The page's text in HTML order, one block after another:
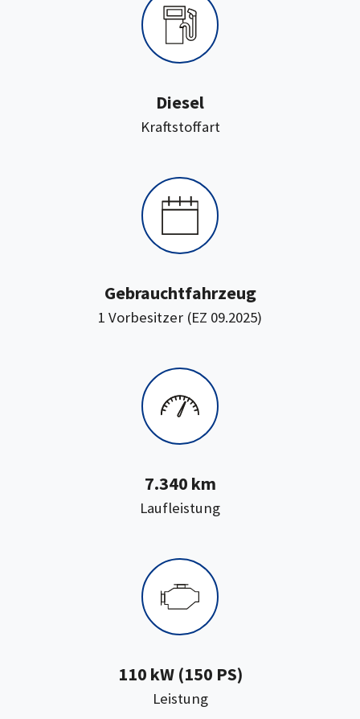
Kraftstoffart:
Diesel
1 Vorbesitzer (EZ 09.2025)
Gebrauchtfahrzeug
Laufleistung:
7.340 km
Leistung:
110 kW (150 PS)